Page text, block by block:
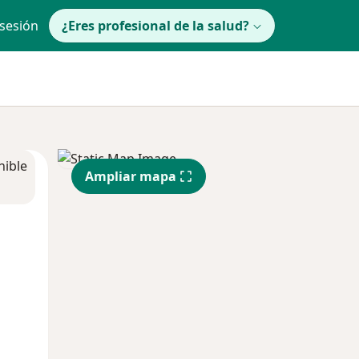
¿Eres profesional de la salud?
Ampliar mapa